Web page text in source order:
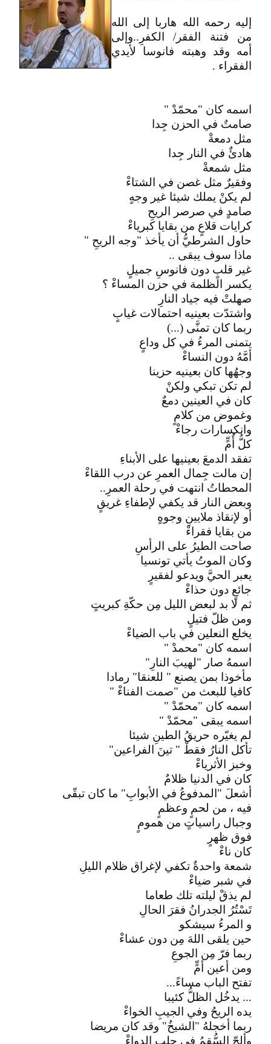
إليه رحمه الله هاربا إلى الله
من فتنة الفقر/ الكفرِ..وإلى
أمه وقد وهبته فانوسا لأيدي
الفقراء .
اسمه كان "محمّدْ "
صامتٌ في الحزن جِدا
مثل دمعةْ
هادئٌ في النار جِدا
مثل شمعةْ
وفقيرٌ مثل غصن في الشتاءْ
لم يكنْ يملك شيئا غير وجهٍ
صامدٍ في صرصر الريحِ
كرايات قلاعٍ من بقايا كبرياءْ
حاول الشرطيُّ أن يأخذ "وجه الريحِ "
ماذا سوف يبقى ..
غير قلبٍ دون فانوسِ جميلٍ
يكسر الظلمة في حزن المساءْ ؟
صهلتْ فيه جياد النارِ
واشتدّت بعينيه احتمالات غيابٍ
ربما كان تمنَّى (...)
يتمنى المرءُ في كل وداعٍ
أمَّهُ دون النساءْ
وجهُها كان بعينيه حزينا
لم تكن تبكي ولكنْ
كان في العينين دمعٌ
وغموض من كلامٍ
وانكسارات رجاءْ
كلُّ أُمٍّ
تفقد الدمعَ بعينيها على الأبناءِ
إن مالت جِمال العمرِ عن درب اللقاءْ
المحطاتُ انتهت في رحلة العمرِ..
وبعض النار قد يكفي لإطفاءِ غريقٍ
أو لإنقاذ ملايينِ وجوهٍ
من بقايا فقراءْ
صاحت الطيرُ على الرأسِ
وكان الموتُ يأتي تونسيا
يعبر الحيَّ ويدعو لفقيرٍ
جائعٍ دون حذاءْ
ثم لا بد لبعض الليل مِن حكّةِ كبريتٍ
ومن ظلّ فتيلٍ
يخلع النعلين في باب الضياءْ
اسمه كان "محمدْ "
اسمهُ صار "لهيبَ النارِ"
مأخوذا بمن يصنع " للعنقا" رمادا
كافيا للبعث من "صمت الفناءْ "
اسمه كان "محمّدْ "
اسمه يبقى "محمّدْ "
لم يغيّره حريقُ الطينِ شيئا
تأكل النارُ فقطْ " تينَ الفراعين"
وخبز الأثرياءْ
كان في الدنيا ظلامٌ
أشعلَ "المدفوعُ في الأبوابِ" ما كان تبقّى
فيه ، من لحمٍ وعظمٍ
وجبال راسياتٍ من همومٍ
فوق ظهرٍ
كان ناءْ
شمعة واحدةٌ تكفي لإغراق ظلام الليلِ
في شبر ضياءْ
لم يذقْ ليلته تلك طعاما
تَسْتُرُ الجدرانُ فقرَ الحالِ
و المرءُ سيشكو
حين يلقى اللهَ مِن دون عشاءْ
ربما فرّ مِن الجوعِ
ومن أعين أمٍّ
تفتح الباب مساءً...
... يدخُل الظلُّ كئيبا
يده الريحُ وفي الجيبِ الخواءْ
ربما أخجلهُ "الشيخُ" وقد كان مريضا
وألحّ السُّقمُ في جلبِ الدواءْ